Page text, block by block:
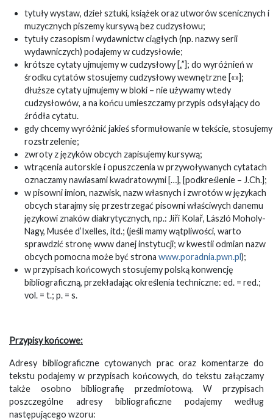
tytuły wystaw, dzieł sztuki, książek oraz utworów scenicznych i
muzycznych piszemy kursywą bez cudzysłowu;
tytuły czasopism i wydawnictw ciągłych (np. nazwy serii
wydawniczych) podajemy w cudzysłowie;
krótsze cytaty ujmujemy w cudzysłowy [„”]; do wyróżnień w
środku cytatów stosujemy cudzysłowy wewnętrzne [«»];
dłuższe cytaty ujmujemy w bloki – nie używamy wtedy
cudzysłowów, a na końcu umieszczamy przypis odsyłający do
źródła cytatu.
gdy chcemy wyróżnić jakieś sformułowanie w tekście, stosujemy
rozstrzelenie;
zwroty z języków obcych zapisujemy kursywą;
wtrącenia autorskie i opuszczenia w przywoływanych cytatach
oznaczamy nawiasami kwadratowymi […], [podkreślenie – J.Ch.];
w pisowni imion, nazwisk, nazw własnych i zwrotów w językach
obcych starajmy się przestrzegać pisowni właściwych danemu
językowi znaków diakrytycznych, np.: Jiři Kolař, László Moholy-
Nagy, Musée d’Ixelles, itd.; (jeśli mamy wątpliwości, warto
sprawdzić stronę www danej instytucji; w kwestii odmian nazw
obcych pomocna może być strona www.poradnia.pwn.pl);
w przypisach końcowych stosujemy polską konwencję
bibliograficzną, przekładając określenia techniczne: ed. = red.;
vol. = t.; p. = s.
Przypisy końcowe:
Adresy bibliograficzne cytowanych prac oraz komentarze do
tekstu podajemy w przypisach końcowych, do tekstu załączamy
także osobno bibliografię przedmiotową. W przypisach
poszczególne adresy bibliograficzne podajemy według
następującego wzoru: